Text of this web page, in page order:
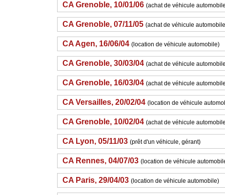
CA Grenoble, 10/01/06 (achat de véhicule
CA Grenoble, 07/11/05 (achat de véhicule
CA Agen, 16/06/04 (location de véhicule automobile)
CA Grenoble, 30/03/04 (achat de véhicule
CA Grenoble, 16/03/04 (achat de véhicule
CA Versailles, 20/02/04 (location de véhicule
CA Grenoble, 10/02/04 (achat de véhicule
CA Lyon, 05/11/03 (prêt d'un véhicule, gérant)
CA Rennes, 04/07/03 (location de véhicule
CA Paris, 29/04/03 (location de véhicule automobile)